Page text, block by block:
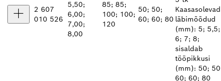
2 607
010 526
5,50;
6,00;
7,00;
8,00
85; 85;
100; 100;
120
50; 50;
60; 60; 80
Kaasasolevad
läbimõõdud
(mm): 5; 5,5;
6; 7; 8;
sisaldab
tööpikkusi
(mm): 50;
60; 60; 80